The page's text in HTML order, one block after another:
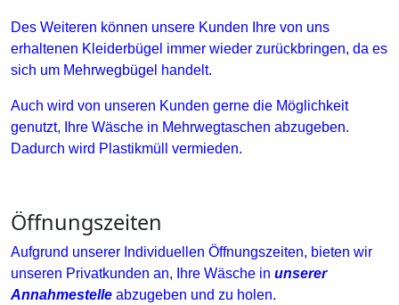
Des Weiteren können unsere Kunden Ihre von uns
erhaltenen Kleiderbügel immer wieder zurückbringen, da es
sich um Mehrwegbügel handelt.
Auch wird von unseren Kunden gerne die Möglichkeit
genutzt, Ihre Wäsche in Mehrwegtaschen abzugeben.
Dadurch wird Plastikmüll vermieden.
Öffnungszeiten
Aufgrund unserer Individuellen Öffnungszeiten, bieten wir
unseren Privatkunden an, Ihre Wäsche in unserer
Annahmestelle abzugeben und zu holen.